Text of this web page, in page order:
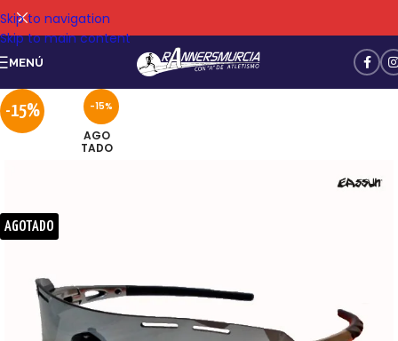
Skip to navigation
Skip to main content
MENÚ
-15%
AGO
TADO
-15%
AGOTADO